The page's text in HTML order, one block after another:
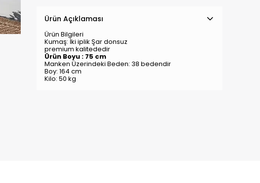
Ürün Açıklaması
Ürün Bilgileri
Kumaş: İki iplik Şar donsuz
premium kalitededir
Ürün Boyu : 75 cm
Manken Üzerindeki Beden: 38 bedendir
Boy: 164 cm
Kilo: 50 kg